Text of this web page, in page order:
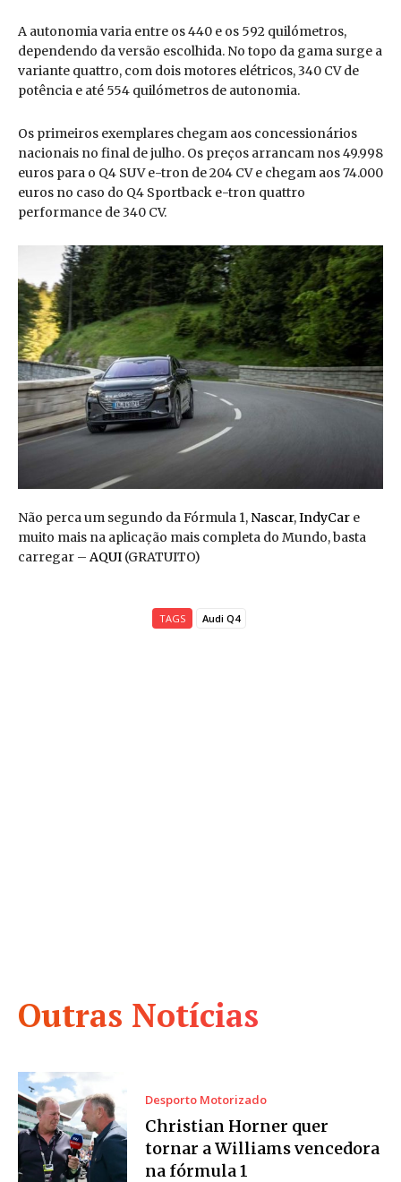
Outras Notícias
Desporto Motorizado
Christian Horner quer
tornar a Williams vencedora
na fórmula 1
A autonomia varia entre os 440 e os 592 quilómetros,
dependendo da versão escolhida. No topo da gama surge a
variante quattro, com dois motores elétricos, 340 CV de
potência e até 554 quilómetros de autonomia.
Os primeiros exemplares chegam aos concessionários
nacionais no final de julho. Os preços arrancam nos 49.998
euros para o Q4 SUV e-tron de 204 CV e chegam aos 74.000
euros no caso do Q4 Sportback e-tron quattro
performance de 340 CV.
Não perca um segundo da Fórmula 1, Nascar,IndyCar e
muito mais na aplicação mais completa do Mundo, basta
carregar – AQUI (GRATUITO)
TAGS Audi Q4